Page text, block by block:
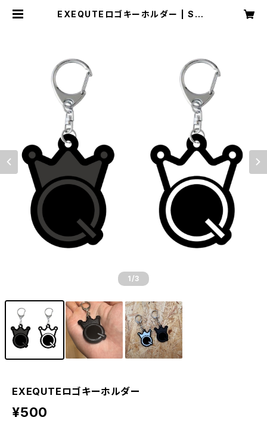
EXEQUTEロゴキーホルダー | SHO
1 /3
EXEQUTEロゴキーホルダー
¥500